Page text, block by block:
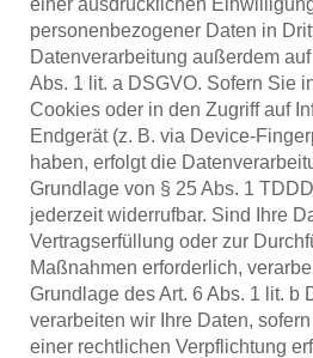
personenbezogener Daten in
Datenverarbeitung außerdem
Abs. 1 lit. a DSGVO. Sofern Sie
Cookies oder in den Zugriff auf
Endgerät (z. B. via Device-
haben, erfolgt die
Grundlage von § 25 Abs. 1
jederzeit widerrufbar. Sind Ihre
Vertragserfüllung oder zur
Maßnahmen erforderlich,
Grundlage des Art. 6 Abs. 1 lit. b
verarbeiten wir Ihre Daten,
einer rechtlichen Verpflichtung